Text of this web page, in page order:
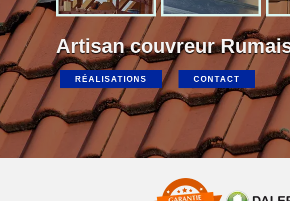
Artisan couvreur
RÉALISATIONS CONTACT